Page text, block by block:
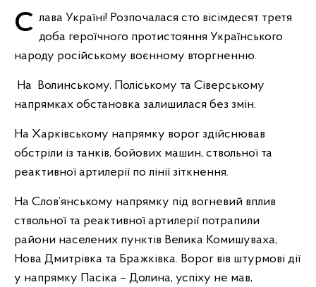
Слава Україні! Розпочалася сто вісімдесят третя доба героїчного протистояння Українського
народу російському воєнному вторгненню.
На Волинському, Поліському та Сіверському
напрямках обстановка залишилася без змін.
На Харківському напрямку ворог здійснював
обстріли із танків, бойових машин, ствольної та
реактивної артилерії по лінії зіткнення.
На Слов’янському напрямку під вогневий вплив
ствольної та реактивної артилерії потрапили
райони населених пунктів Велика Комишуваха,
Нова Дмитрівка та Бражківка. Ворог вів штурмові дії
у напрямку Пасіка – Долина, успіху не мав,